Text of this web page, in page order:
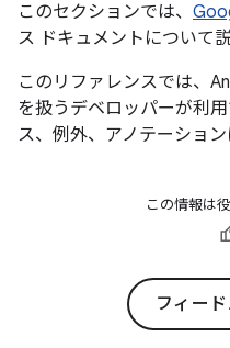
このセクションでは、
ス ドキュメントについて説
このリファレンスでは、
を扱うデベロッパーが利
ス、例外、アノテーション
この情報は
フィー